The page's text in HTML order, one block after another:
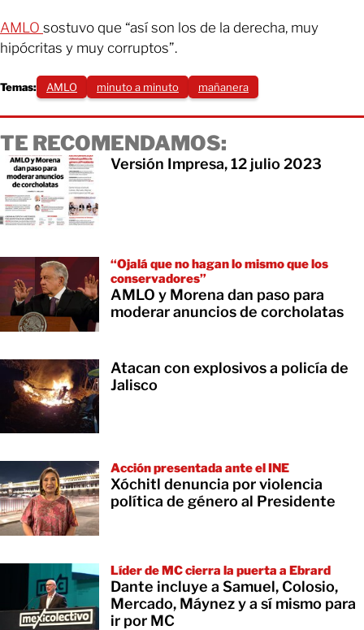
AMLO sostuvo que “así son los de la derecha, muy
hipócritas y muy corruptos”.
Temas: AMLO minuto a minuto mañanera
TE RECOMENDAMOS:
Versión Impresa, 12 julio 2023
“Ojalá que no hagan lo mismo que los
conservadores”
AMLO y Morena dan paso para
moderar anuncios de corcholatas
Atacan con explosivos a policía de
Jalisco
Acción presentada ante el INE
Xóchitl denuncia por violencia
política de género al Presidente
Líder de MC cierra la puerta a Ebrard
Dante incluye a Samuel, Colosio,
Mercado, Máynez y a sí mismo para
ir por MC